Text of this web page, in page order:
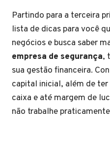
Partindo para a terceira
lista de dicas para você
negócios e busca saber
empresa de segurança,
sua gestão financeira.
capital inicial, além de
caixa e até margem de
não trabalhe